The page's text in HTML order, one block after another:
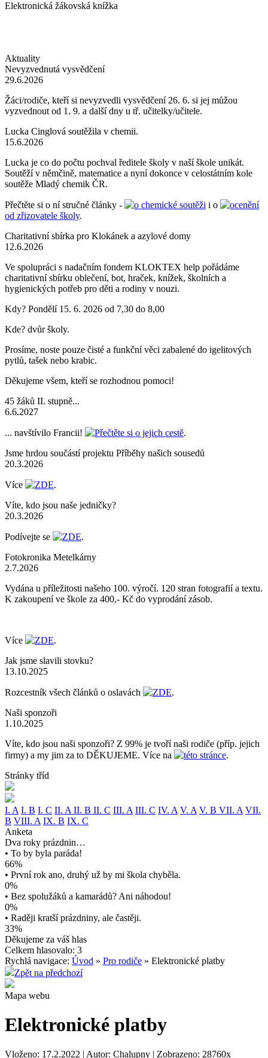
Elektronická žákovská knížka
Aktuality
Nevyzvednutá vysvědčení
29.6.2026
Žáci/rodiče, kteří si nevyzvedli vysvědčení 26. 6. si jej můžou
vyzvednout od 1. 9. a další dny u tř. učitelky/učitele.
Lucka Cinglová soutěžila v chemii.
15.6.2026
Lucka je co do počtu pochval ředitele školy v naší škole unikát.
Soutěží v němčině, matematice a nyní dokonce v celostátním kole
soutěže Mladý chemik ČR.
Přečtěte si o ní stručné články - o chemické soutěži i o
ocenění
od zřizovatele školy.
Charitativní sbírka pro Klokánek a azylové domy
12.6.2026
Ve spolupráci s nadačním fondem KLOKTEX help pořádáme
charitativní sbírku oblečení, bot, hraček, knížek, školních a
hygienických potřeb pro děti a rodiny v nouzi.
Kdy? Pondělí 15. 6. 2026 od 7,30 do 8,00
Kde? dvůr školy.
Prosíme, noste pouze čisté a funkční věci zabalené do igelitových
pytlů, tašek nebo krabic.
Děkujeme všem, kteří se rozhodnou pomoci!
45 žáků II. stupně...
6.6.2027
... navštívilo Francii! Přečtěte si o jejich cestě.
Jsme hrdou součástí projektu Příběhy našich sousedů
20.3.2026
Více ZDE.
Víte, kdo jsou naše jedničky?
20.3.2026
Podívejte se ZDE.
Fotokronika Metelkárny
2.7.2026
Vydána u příležitosti našeho 100. výročí. 120 stran fotografií a textu.
K zakoupení ve škole za 400,- Kč do vyprodání zásob.
Více ZDE.
Jak jsme slavili stovku?
13.10.2025
Rozcestník všech článků o oslavách ZDE.
Naši sponzoři
1.10.2025
Víte, kdo jsou naši sponzoři? Z 99% je tvoří naši rodiče (příp. jejich
firmy) a my jim za to DĚKUJEME. Více na
této stránce.
Stránky tříd
I. A I. B I. C II. A II. B II. C III. A III. C IV. A V. A V. B VII. A VII.
B VIII. A IX. B IX. C
Anketa
Dva roky prázdnin…
• To by byla paráda!
66%
• První rok ano, druhý už by mi škola chyběla.
0%
• Bez spolužáků a kamarádů? Ani náhodou!
0%
• Raději kratší prázdniny, ale častěji.
33%
Děkujeme za váš hlas
Celkem hlasovalo: 3
Rychlá navigace: Úvod » Pro rodiče » Elektronické platby
Zpět na předchozí
Mapa webu
Elektronické platby
Vloženo: 17.2.2022 | Autor: Chalupny | Zobrazeno: 28760x